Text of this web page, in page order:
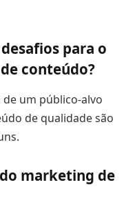
para o
conteúdo?
um público-alvo
de qualidade são
marketing de